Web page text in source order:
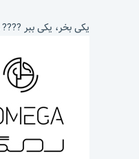
یکی بخر، یکی ببر ????